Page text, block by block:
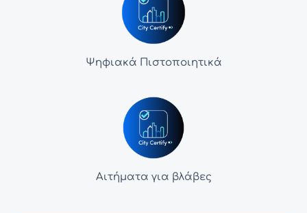
Ψηφιακά Πιστοποιητικά
Αιτήματα για βλάβες